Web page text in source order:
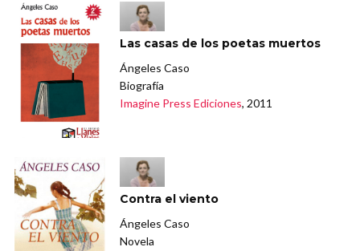
Las casas de los poetas muertos
Ángeles Caso
Biografía
Imagine Press Ediciones, 2011
Contra el viento
Ángeles Caso
Novela